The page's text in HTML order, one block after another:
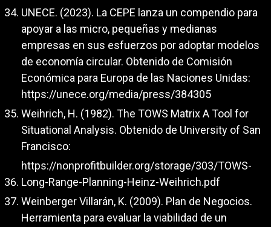
UNECE. (2023). La CEPE lanza un compendio para
apoyar a las micro, pequeñas y medianas
empresas en sus esfuerzos por adoptar modelos
de economía circular. Obtenido de Comisión
Económica para Europa de las Naciones Unidas:
https://unece.org/media/press/384305
Weihrich, H. (1982). The TOWS Matrix A Tool for
Situational Analysis. Obtenido de University of San
Francisco:
https://nonprofitbuilder.org/storage/303/TOWS-
Long-Range-Planning-Heinz-Weihrich.pdf
Weinberger Villarán, K. (2009). Plan de Negocios.
Herramienta para evaluar la viabilidad de un